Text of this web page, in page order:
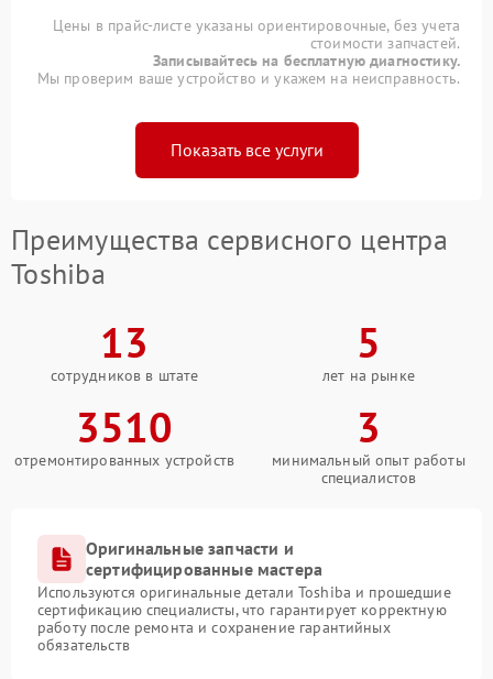
Цены в прайс-листе указаны ориентировочные, без учета
стоимости запчастей.
Записывайтесь на бесплатную диагностику.
Мы проверим ваше устройство и укажем на неисправность.
Показать все услуги
Преимущества сервисного центра
Toshiba
13
сотрудников в штате
5
лет на рынке
3510
отремонтированных устройств
3
минимальный опыт работы
специалистов
Оригинальные запчасти и
сертифицированные мастера
Используются оригинальные детали Toshiba и прошедшие
сертификацию специалисты, что гарантирует корректную
работу после ремонта и сохранение гарантийных
обязательств